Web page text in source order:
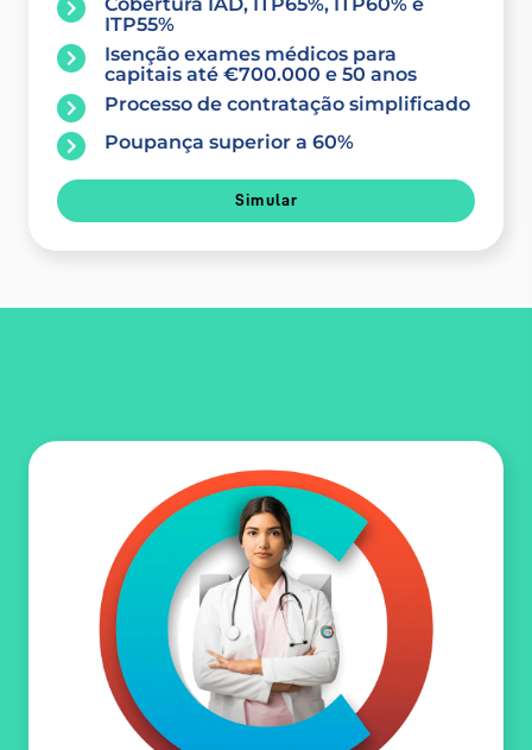
ITP55%
Isenção exames médicos para
capitais até €700.000 e 50 anos
Processo de contratação simplificado
Poupança superior a 60%
Simular